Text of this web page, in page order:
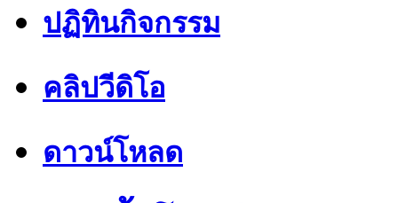
ปฏิทินกิจกรรม
คลิปวีดิโอ
ดาวน์โหลด